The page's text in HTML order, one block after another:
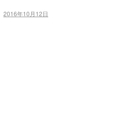
2016年10月12日